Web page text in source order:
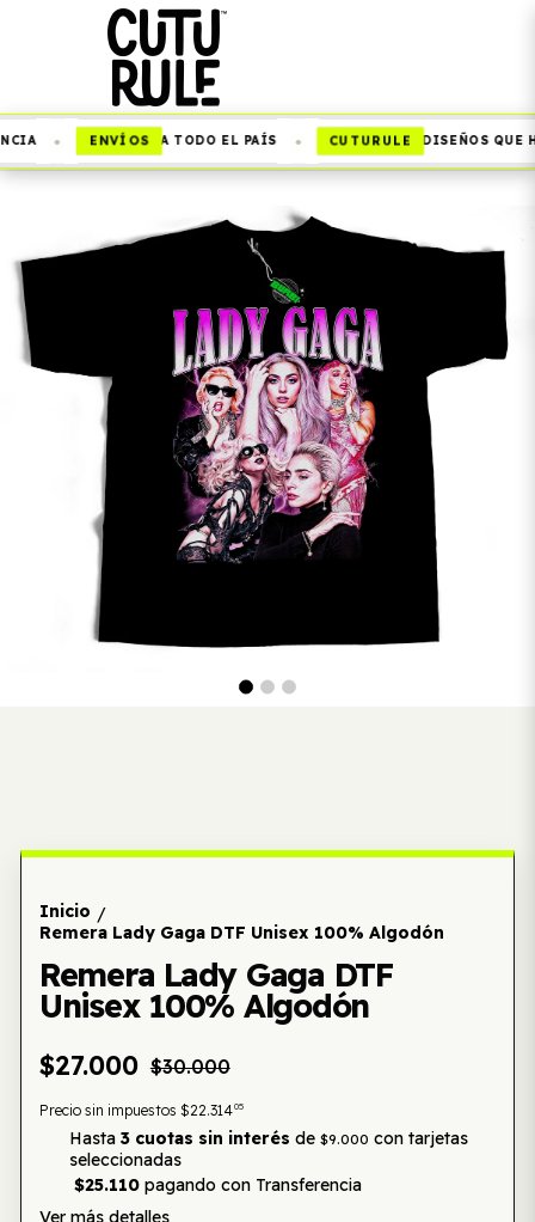
ENVÍOS A TODO EL PAÍS CUTURULE DISEÑOS QUE
Inicio /
Remera Lady Gaga DTF Unisex 100% Algodón
Remera Lady Gaga DTF
Unisex 100% Algodón
$27.000 $30.000
Precio sin impuestos $22.31405
Hasta 3 cuotas sin interés de $9.000 con tarjetas
seleccionadas
$25.110pagando con Transferencia
Ver más detalles